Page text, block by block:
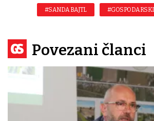
#SANDA BAJTL
Povezani članci